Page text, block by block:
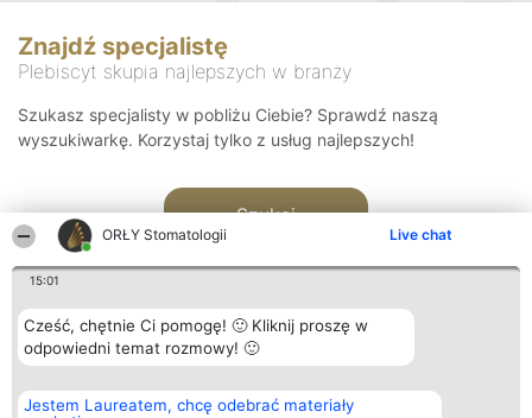
ORŁY Stomatologii Live chat
15:01
Cześć, chętnie Ci pomogę! 🙂 Kliknij proszę w
odpowiedni temat rozmowy! 🙂
Jestem Laureatem, chcę odebrać materiały
Znajdź specjalistę
Plebiscyt skupia najlepszych w branży
Szukasz specjalisty w pobliżu Ciebie? Sprawdź naszą
wyszukiwarkę. Korzystaj tylko z usług najlepszych!
Szukaj
Organizator plebiscytu
Bright Side Solutions sp. z o.
Plebiscyt
Laureaci
Kontakt
Kontakt